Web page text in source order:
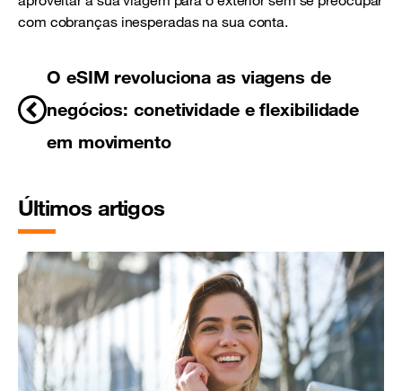
com cobranças inesperadas na sua conta.
O eSIM revoluciona as viagens de
negócios: conetividade e flexibilidade
em movimento
Últimos artigos